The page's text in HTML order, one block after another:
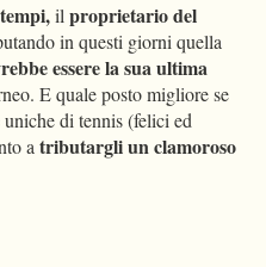
ilproprietario del
in questi giorni quella
essere la sua ultima
E quale posto migliore se
di tennis (felici ed
atributargli un clamoroso